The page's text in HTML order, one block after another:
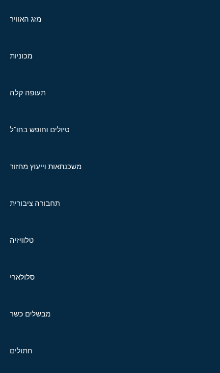
מזג האוויר
מכוניות
תעופה קלה
טיולים וחופש בחו"ל
משכנתאות וייעוץ מחזור
תחבורה ציבורית
טלוויזיה
סלולארי
מבשלים כשר
חתולים